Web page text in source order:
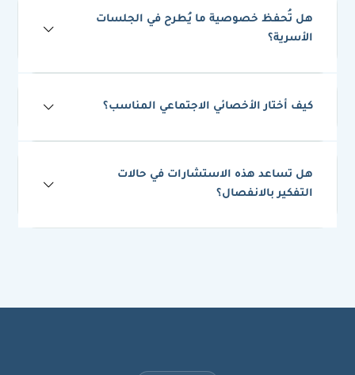
هل تُحفظ خصوصية ما يُطرح في الجلسات
الأسرية؟
كيف أختار الأخصائي الاجتماعي المناسب؟
هل تساعد هذه الاستشارات في حالات
التفكير بالانفصال؟